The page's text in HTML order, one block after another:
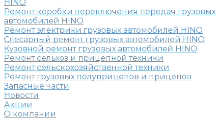
HINO
Ремонт коробки переключения передач грузовых
автомобилей HINO
Ремонт электрики грузовых автомобилей HINO
Слесарный ремонт грузовых автомобилей HINO
Кузовной ремонт грузовых автомобилей HINO
Ремонт сельхоз и прицепной техники
Ремонт сельскохозяйственной техники
Ремонт грузовых полуприцепов и прицепов
Запасные части
Новости
Акции
О компании